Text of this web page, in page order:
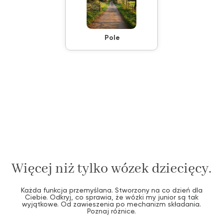
Pole
Więcej niż tylko wózek dziecięcy.
Każda funkcja przemyślana. Stworzony na co dzień dla
Ciebie. Odkryj, co sprawia, że wózki my junior są tak
wyjątkowe. Od zawieszenia po mechanizm składania.
Poznaj różnice.